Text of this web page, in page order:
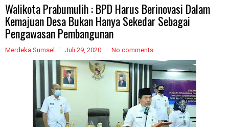
Walikota Prabumulih : BPD Harus Berinovasi Dalam
Kemajuan Desa Bukan Hanya Sekedar Sebagai
Pengawasan Pembangunan
Merdeka Sumsel Juli 29, 2020 No comments